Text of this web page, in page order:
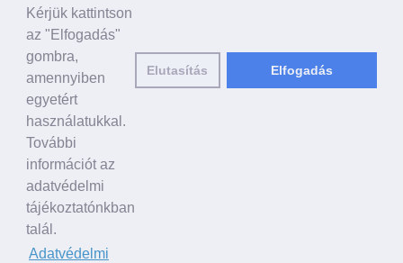
HAGYOMÁNYOS KÍNAI KULTÚRA
Ősi történetek
Történelmi személyek
Shen Yun Performing Arts
LINKEK
falundafa.org
hu.faluninfo.eu
minghui.org
pureinsight.org
Kérjük kattintson
az "Elfogadás"
gombra,
amennyiben
egyetért
használatukkal.
További
információt az
adatvédelmi
tájékoztatónkban
talál.
Adatvédelmi
Elutasítás Elfogadás